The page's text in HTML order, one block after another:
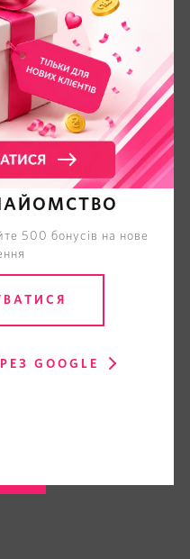
500 бонусів на нове
GOOGLE